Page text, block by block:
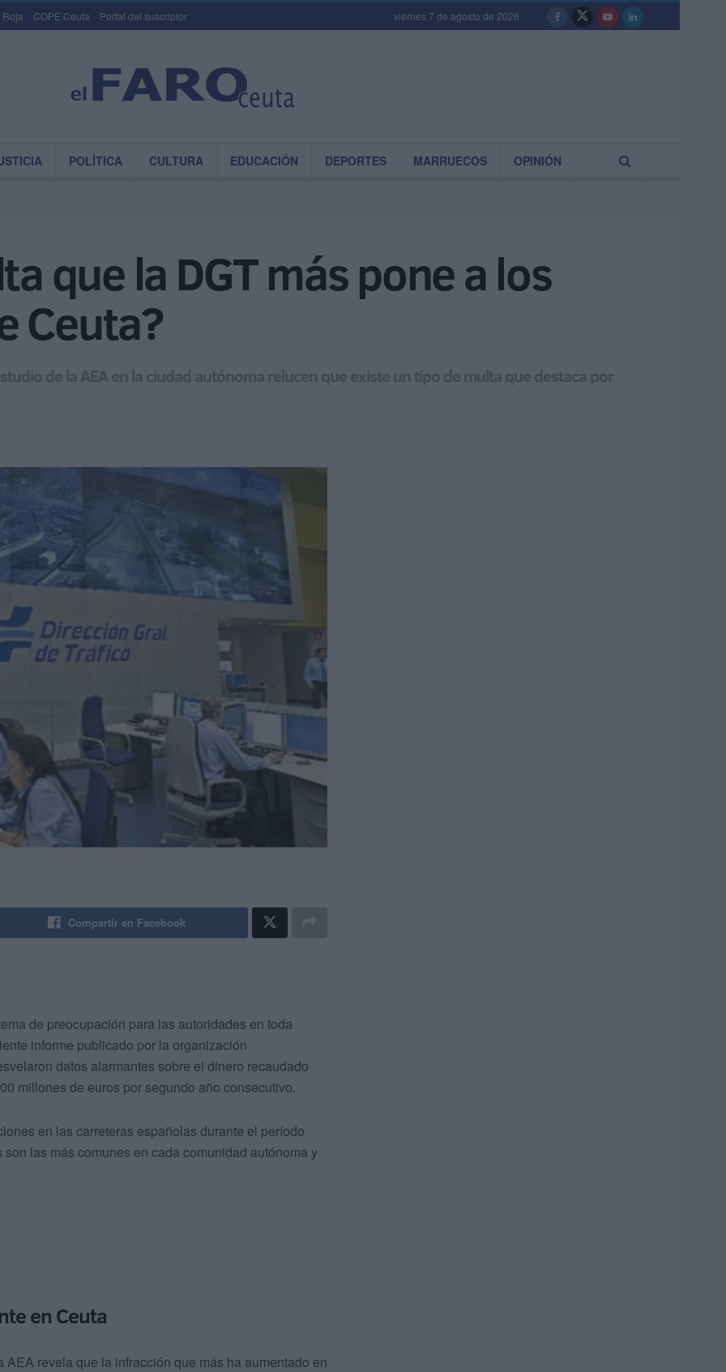
Roja COPE Ceuta Portal del suscriptor viernes 7 de agosto de 2026
POLÍTICA CULTURA EDUCACIÓN DEPORTES MARRUECOS OPINIÓN
que la DGT más pone a los
Ceuta?
de la AEA en la ciudad autónoma relucen que existe un tipo de multa que destaca por
Compartir en Facebook
de preocupación para las autoridades en toda
informe publicado por la organización
datos alarmantes sobre el dinero recaudado
millones de euros por segundo año consecutivo.
en las carreteras españolas durante el período
las más comunes en cada comunidad autónoma y
en Ceuta
AEA revela que la infracción que más ha aumentado en